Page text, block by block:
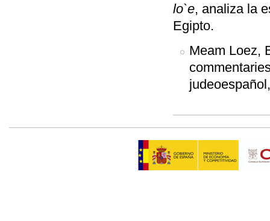
lo`e, analiza la
Egipto.
Meam Loez,